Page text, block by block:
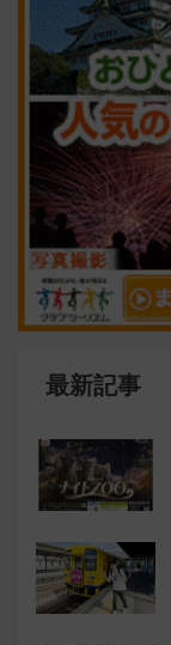
最新記事